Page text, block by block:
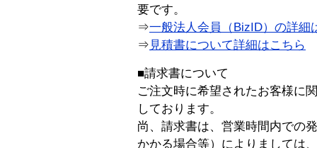
要です。
⇒一般法人会員（BizID）の詳細
⇒ 見積書について詳細はこちら
■請求書について
ご注文時に希望されたお客様に
しております。
尚、請求書は、営業時間内での
かかる場合等）によりましては